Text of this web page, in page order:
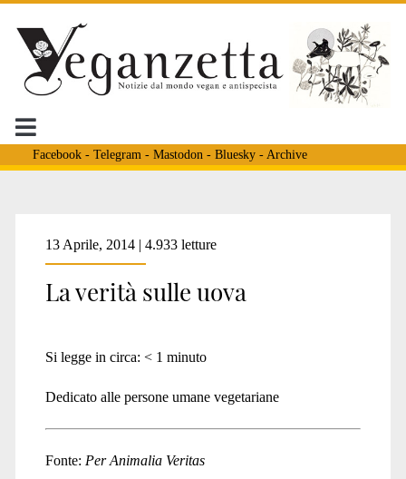
Facebook- Telegram - Mastodon - Bluesky- Archive
13 Aprile, 2014 | 4.933 letture
La verità sulle uova
Si legge in circa: < 1 minuto
Dedicato alle persone umane vegetariane
Fonte: Per Animalia Veritas